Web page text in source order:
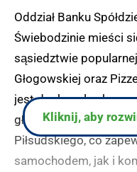
Oddział Banku
Świebodzinie mieści
sąsiedztwie
Głogowskiej oraz
jest doskonale
głównej arterii
Piłsudskiego, co
samochodem, jak i
Kliknij, aby